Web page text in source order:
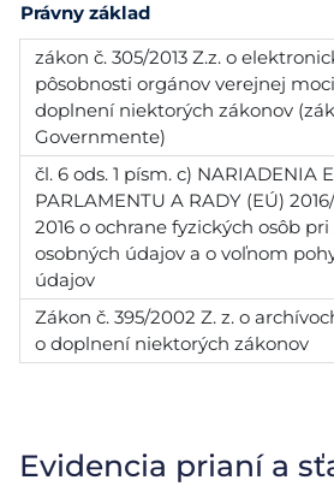
Právny základ
zákon č. 305/2013 Z.z. o
pôsobnosti orgánov verejnej
doplnení niektorých zákonov
Governmente)
čl. 6 ods. 1 písm. c) NARIADENIA
PARLAMENTU A RADY (EÚ)
2016 o ochrane fyzických osôb
osobných údajov a o voľnom
údajov
Zákon č. 395/2002 Z. z. o
o doplnení niektorých zákonov
Evidencia prianí a